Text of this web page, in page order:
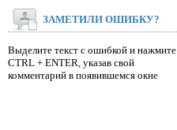
ЗАМЕТИЛИ ОШИБКУ?
Выделите текст с ошибкой и нажмите
CTRL + ENTER, указав свой
комментарий в появившемся окне